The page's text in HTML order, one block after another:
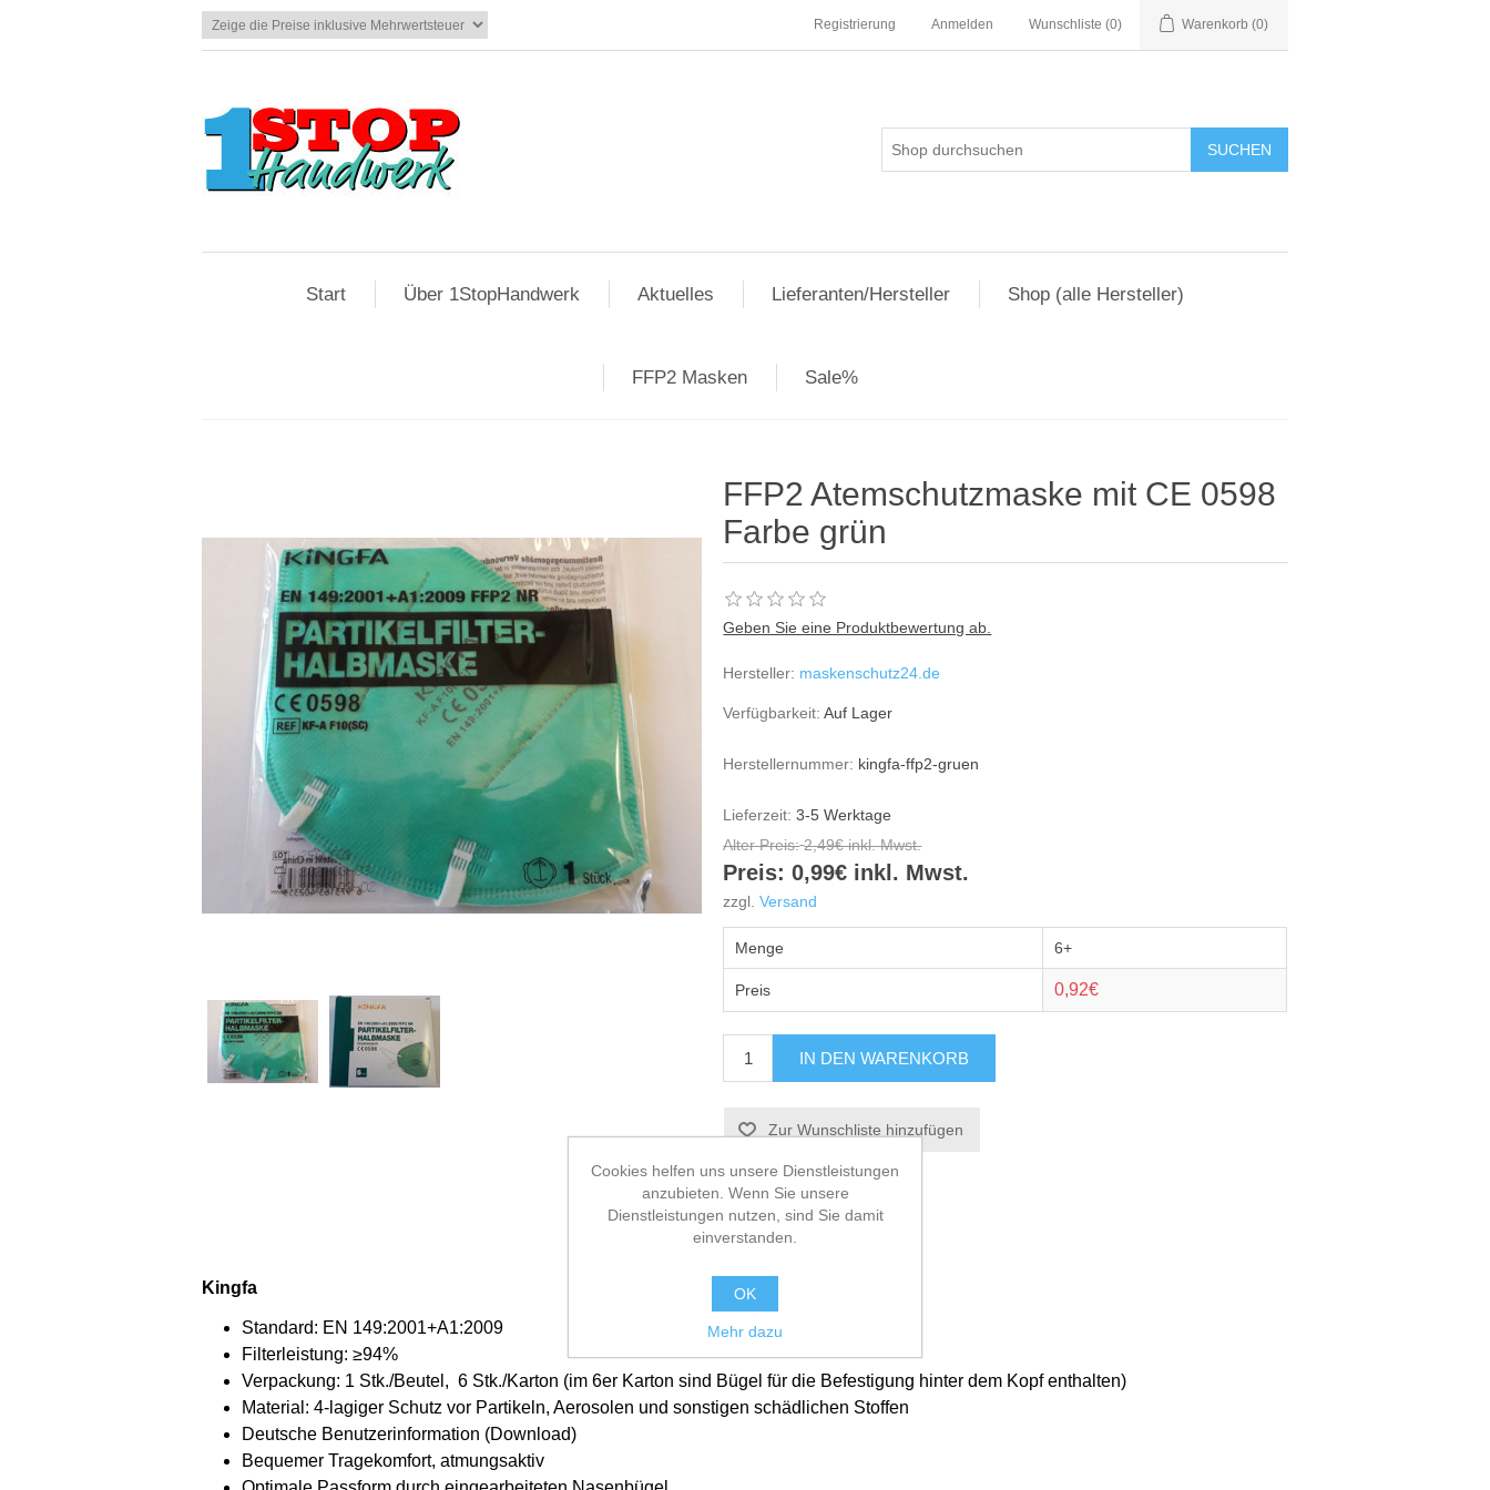
Registrierung Anmelden Wunschliste (0) Warenkorb (0)
Start Über 1StopHandwerk Aktuelles Lieferanten/Hersteller Shop (alle Hersteller)
FFP2 Masken Sale%
FFP2 Atemschutzmaske mit CE 0598
Farbe grün
Geben Sie eine Produktbewertung ab.
Hersteller: maskenschutz24.de
Verfügbarkeit: Auf Lager
Herstellernummer: kingfa-ffp2-gruen
Lieferzeit: 3-5 Werktage
Alter Preis: 2,49€ inkl. Mwst.
Preis: 0,99€ inkl. Mwst.
zzgl.Versand
Menge 6+
Preis 0,92€
Kingfa
Standard: EN 149:2001+A1:2009
Filterleistung: ≥94%
Verpackung: 1 Stk./Beutel, 6 Stk./Karton (im 6er Karton sind Bügel für die Befestigung hinter dem Kopf enthalten)
Material: 4-lagiger Schutz vor Partikeln, Aerosolen und sonstigen schädlichen Stoffen
Deutsche Benutzerinformation (Download)
Bequemer Tragekomfort, atmungsaktiv
Cookies helfen uns unsere Dienstleistungen
anzubieten. Wenn Sie unsere
Dienstleistungen nutzen, sind Sie damit
einverstanden.
OK
Mehr dazu